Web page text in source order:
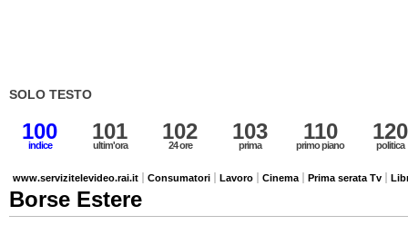
SOLO TESTO
100
indice
101
ultim'ora
102
24 ore
103
prima
110
primo piano
120
politica
www.servizitelevideo.rai.it Consumatori Lavoro Cinema Prima serata Tv
Borse Estere